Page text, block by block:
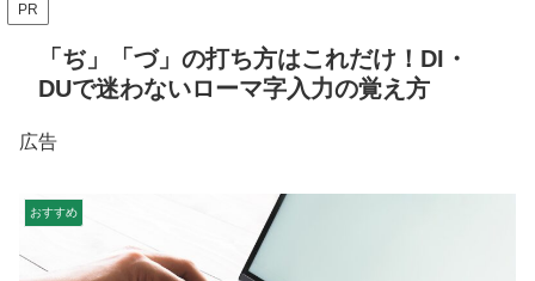
PR
「ぢ」「づ」の打ち方はこれだけ！DI・
DUで迷わないローマ字入力の覚え方
広告
おすすめ